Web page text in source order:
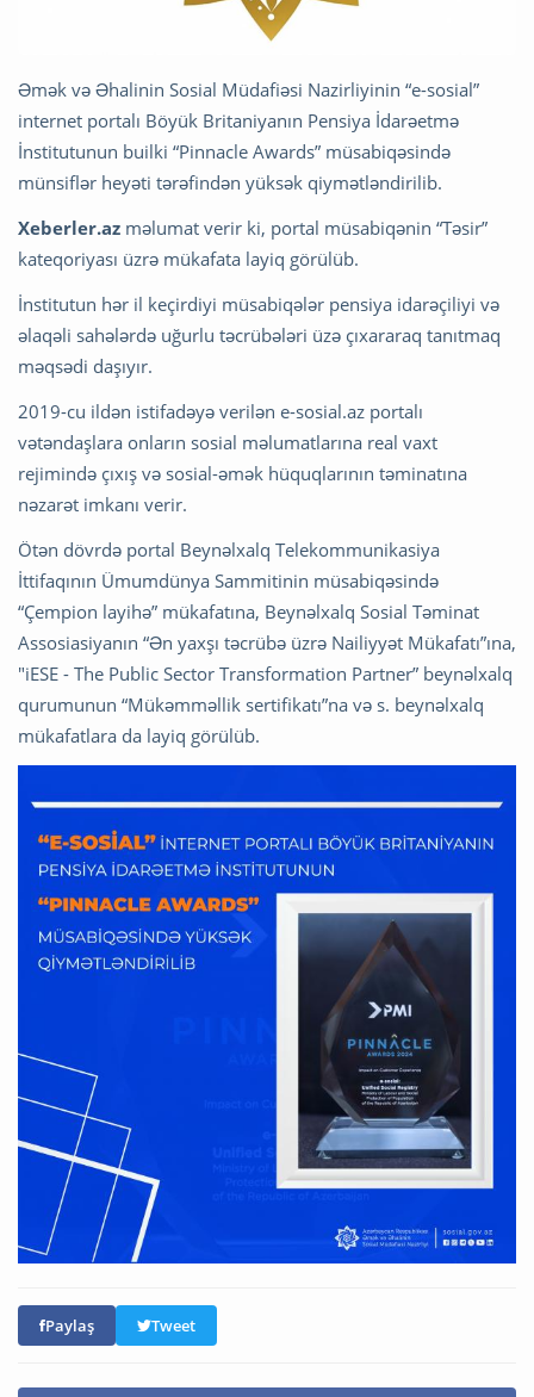
Əmək və Əhalinin Sosial Müdafiəsi Nazirliyinin “e-sosial”
internet portalı Böyük Britaniyanın Pensiya İdarəetmə
İnstitutunun builki “Pinnacle Awards” müsabiqəsində
münsiflər heyəti tərəfindən yüksək qiymətləndirilib.
Xeberler.az məlumat verir ki, portal müsabiqənin “Təsir”
kateqoriyası üzrə mükafata layiq görülüb.
İnstitutun hər il keçirdiyi müsabiqələr pensiya idarəçiliyi və
əlaqəli sahələrdə uğurlu təcrübələri üzə çıxararaq tanıtmaq
məqsədi daşıyır.
2019-cu ildən istifadəyə verilən e-sosial.az portalı
vətəndaşlara onların sosial məlumatlarına real vaxt
rejimində çıxış və sosial-əmək hüquqlarının təminatına
nəzarət imkanı verir.
Ötən dövrdə portal Beynəlxalq Telekommunikasiya
İttifaqının Ümumdünya Sammitinin müsabiqəsində
“Çempion layihə” mükafatına, Beynəlxalq Sosial Təminat
Assosiasiyanın “Ən yaxşı təcrübə üzrə Nailiyyət Mükafatı”ına,
"iESE - The Public Sector Transformation Partner” beynəlxalq
qurumunun “Mükəmməllik sertifikatı”na və s. beynəlxalq
mükafatlara da layiq görülüb.
Paylaş Tweet